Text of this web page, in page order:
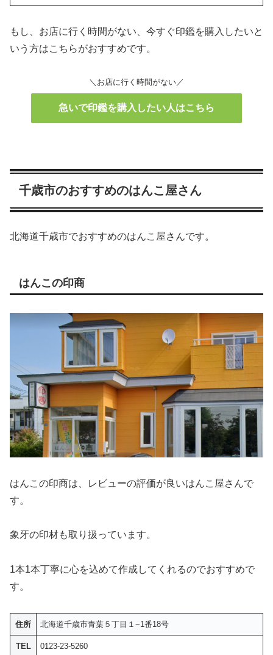
もし、お店に行く時間がない、今すぐ印鑑を購入したいと
いう方はこちらがおすすめです。
＼お店に行く時間がない／
急いで印鑑を購入したい人はこちら
千歳市のおすすめのはんこ屋さん
北海道千歳市でおすすめのはんこ屋さんです。
はんこの印商
はんこの印商は、レビューの評価が良いはんこ屋さんで
す。
象牙の印材も取り扱っています。
1本1本丁寧に心を込めて作成してくれるのでおすすめで
す。
住所 北海道千歳市青葉５丁目１−1番18号
TEL 0123-23-5260